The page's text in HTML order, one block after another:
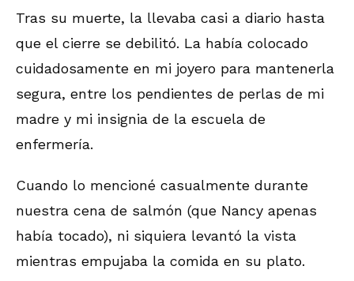
Tras su muerte, la llevaba casi a diario hasta
que el cierre se debilitó. La había colocado
cuidadosamente en mi joyero para mantenerla
segura, entre los pendientes de perlas de mi
madre y mi insignia de la escuela de
enfermería.
Cuando lo mencioné casualmente durante
nuestra cena de salmón (que Nancy apenas
había tocado), ni siquiera levantó la vista
mientras empujaba la comida en su plato.